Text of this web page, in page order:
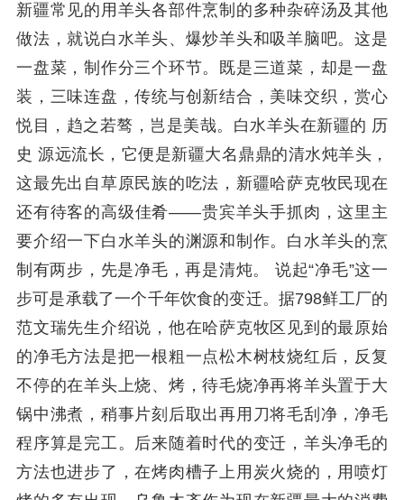
新疆常见的用羊头各部件烹制的多种杂碎汤及其他
做法，就说白水羊头、爆炒羊头和吸羊脑吧。这是
一盘菜，制作分三个环节。既是三道菜，却是一盘
装，三味连盘，传统与创新结合，美味交织，赏心
悦目，趋之若骜，岂是美哉。白水羊头在新疆的 历
史 源远流长，它便是新疆大名鼎鼎的清水炖羊头，
这最先出自草原民族的吃法，新疆哈萨克牧民现在
还有待客的高级佳肴——贵宾羊头手抓肉，这里主
要介绍一下白水羊头的渊源和制作。白水羊头的烹
制有两步，先是净毛，再是清炖。 说起“净毛”这一
步可是承载了一个千年饮食的变迁。据798鲜工厂的
范文瑞先生介绍说，他在哈萨克牧区见到的最原始
的净毛方法是把一根粗一点松木树枝烧红后，反复
不停的在羊头上烧、烤，待毛烧净再将羊头置于大
锅中沸煮，稍事片刻后取出再用刀将毛刮净，净毛
程序算是完工。后来随着时代的变迁，羊头净毛的
方法也进步了，在烤肉槽子上用炭火烧的，用喷灯